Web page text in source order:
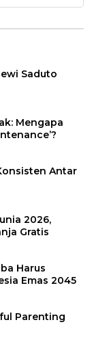
Saduto
Mengapa
Antar
2026,
Gratis
Harus
Emas 2045
Parenting